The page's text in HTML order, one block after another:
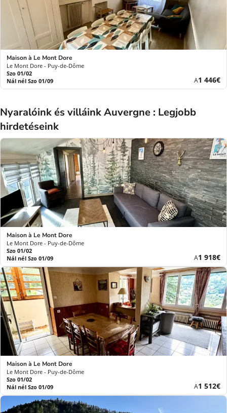
Maison à Le Mont Dore
Le Mont Dore - Puy-de-Dôme
Szo 01/02
Nál nél Szo 01/09
AÚj
ár
1 446€
Nyaralóink és villáink Auvergne : Legjobb
hirdetéseink
Maison à Le Mont Dore
Le Mont Dore - Puy-de-Dôme
Szo 01/02
Nál nél Szo 01/09
AÚj
ár
1 918€
Maison à Le Mont Dore
Le Mont Dore - Puy-de-Dôme
Szo 01/02
Nál nél Szo 01/09
AÚj
ár
1 512€